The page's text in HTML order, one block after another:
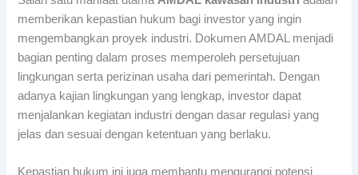
memberikan kepastian hukum bagi investor yang ingin
mengembangkan proyek industri. Dokumen AMDAL menjadi
bagian penting dalam proses memperoleh persetujuan
lingkungan serta perizinan usaha dari pemerintah. Dengan
adanya kajian lingkungan yang lengkap, investor dapat
menjalankan kegiatan industri dengan dasar regulasi yang
jelas dan sesuai dengan ketentuan yang berlaku.
Kepastian hukum ini juga membantu mengurangi potensi